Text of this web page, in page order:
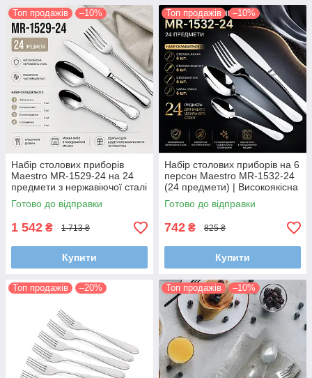
Топ продажів –10%
Набір столових приборів
Maestro MR-1529-24 на 24
предмети з нержавіючої сталі
Готово до відправки
1 542 ₴ 1 713 ₴
Купити
Топ продажів –10%
Набір столових приборів на 6
персон Maestro MR-1532-24
(24 предмети) | Високоякісна
нержавіюча сталь та
класичний дизайн
Готово до відправки
742 ₴ 825 ₴
Купити
Топ продажів –20% Топ продажів –10%